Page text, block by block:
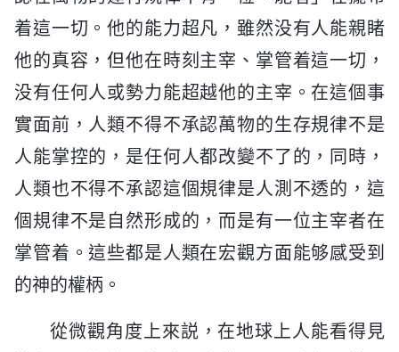
着這一切。他的能力超凡，雖然没有人能親睹
他的真容，但他在時刻主宰、掌管着這一切，
没有任何人或勢力能超越他的主宰。在這個事
實面前，人類不得不承認萬物的生存規律不是
人能掌控的，是任何人都改變不了的，同時，
人類也不得不承認這個規律是人測不透的，這
個規律不是自然形成的，而是有一位主宰者在
掌管着。這些都是人類在宏觀方面能够感受到
的神的權柄。
從微觀角度上來説，在地球上人能看得見